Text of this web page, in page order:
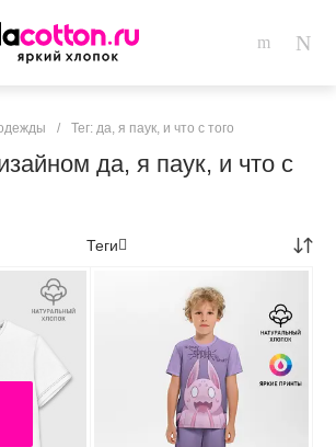
/ Тег: да, я паук, и что с того
да, я паук, и что с
Теги